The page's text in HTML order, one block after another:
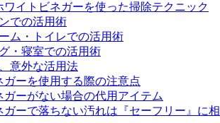
ワイトビネガーを使った掃除テクニック
での活用術
ム・トイレでの活用術
・寝室での活用術
意外な活用法
ガーを使用する際の注意点
ガーがない場合の代用アイテム
ガーで落ちない汚れは『セーフリー』に